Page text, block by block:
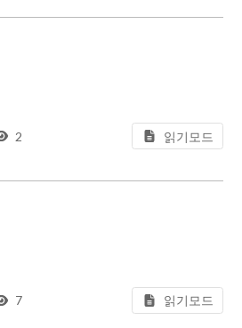
읽었다.
2 읽기모드
없었는데 미술에 관심갖는 분이 많구나 하는 생각이 들었다.
7 읽기모드